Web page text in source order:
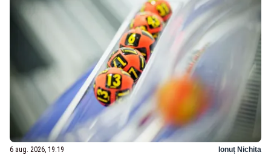
6 aug. 2026, 19:19 Ionuț Nichita